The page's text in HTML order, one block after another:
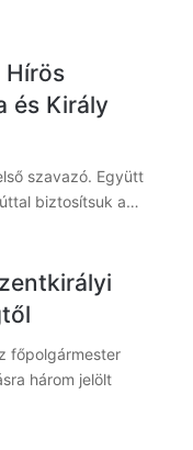
Hírös
és Király
szavazó. Együtt
biztosítsuk a…
főpolgármester
három jelölt